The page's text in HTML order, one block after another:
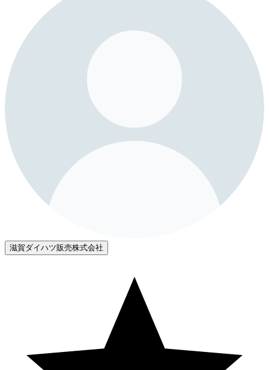
滋賀ダイハツ販売株式会社